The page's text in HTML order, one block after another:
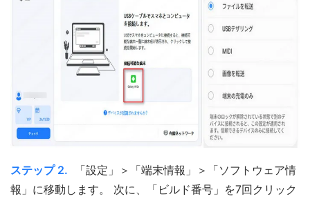
ステップ 2.
「設定」＞「端末情報」＞「ソフトウェア情
報」に移動します。 次に、「ビルド番号」を7回クリック